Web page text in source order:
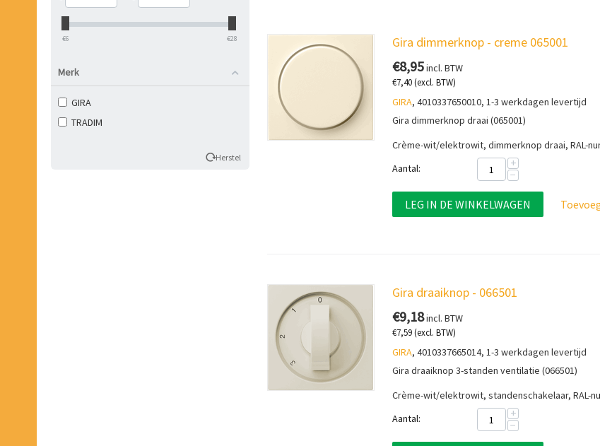
‎€6 ‎€28
Merk
GIRA
TRADIM
Herstel
Gira dimmerknop - creme 065001
€8,95incl. BTW
€7,40(excl. BTW)
GIRA, 4010337650010, 1-3 werkdagen levertijd
Gira dimmerknop draai (065001)
Crème-wit/elektrowit,dimmerknop draai, RAL-
Aantal:
+
−
LEG IN DE WINKELWAGEN
Gira draaiknop - 066501
€9,18incl. BTW
€7,59(excl. BTW)
GIRA, 4010337665014, 1-3 werkdagen levertijd
Gira draaiknop 3-standen ventilatie (066501)
Crème-wit/elektrowit, standenschakelaar, RAL-
Aantal:
+
−